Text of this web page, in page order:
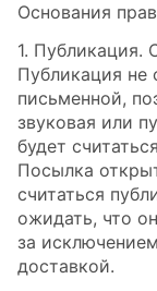
Основания
1. Публикация.
Публикация не
письменной,
звуковая или
будет
Посылка
считаться
ожидать, что
за
доставкой.